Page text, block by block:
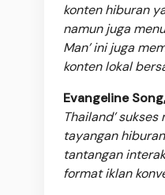
konten hiburan
namun juga
Man’ ini juga
konten lokal
Evangeline
Thailand’
tayangan
tantangan
format iklan